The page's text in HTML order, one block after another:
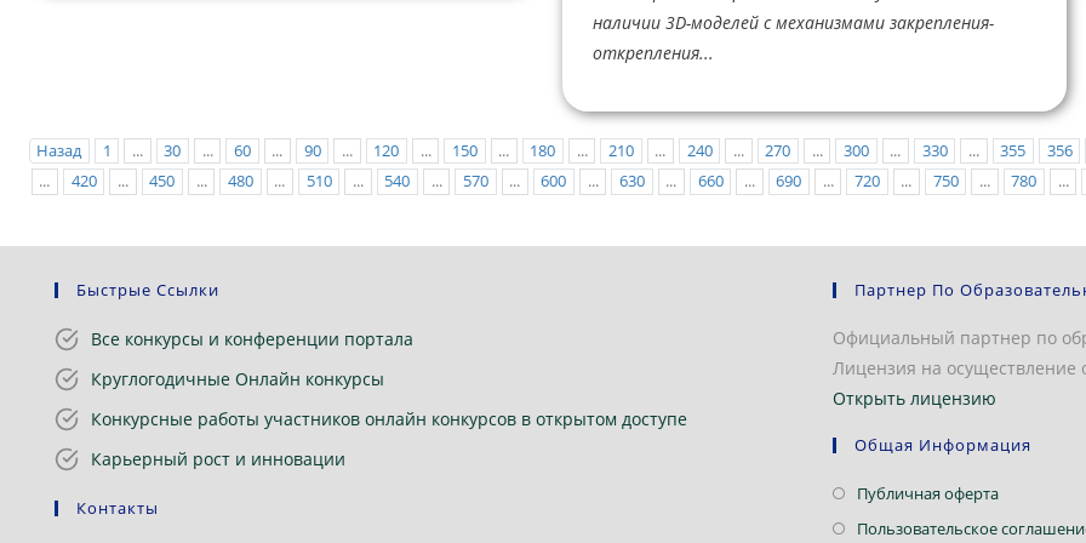
наличии 3D-моделей с механизмами закрепления-
открепления...
Назад 1 ... 30 ... 60 ... 90 ... 120 ... 150 ... 180 ... 210 ... 240 ... 270 ... 300 ... 330 ... 355 356
...
420 ... 450 ... 480 ... 510 ... 540 ... 570 ... 600 ... 630 ... 660 ... 690 ... 720 ... 750 ... 780 ...
Быстрые Ссылки
Все конкурсы и конференции портала
Круглогодичные Онлайн конкурсы
Конкурсные работы участников онлайн конкурсов в открытом доступе
Карьерный рост и инновации
Контакты
Партнер По
Официальный партнер по
Лицензия на осуществление
Открыть лицензию
Общая Информация
Публичная офертаОткроется
в
Пользовательское